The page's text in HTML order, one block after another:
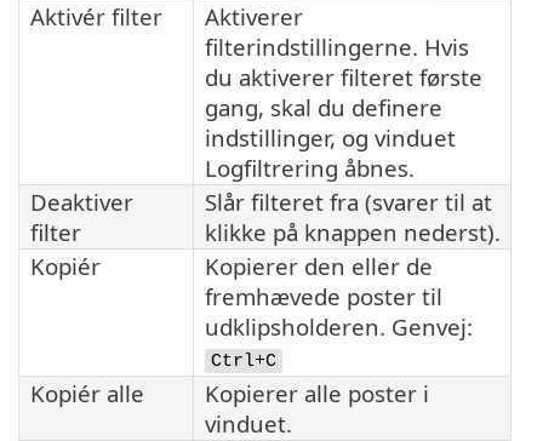
Aktivér filter
Aktiverer
filterindstillingerne. Hvis
du aktiverer filteret første
gang, skal du definere
indstillinger, og vinduet
Logfiltrering åbnes.
Deaktiver
filter
Slår filteret fra (svarer til at
klikke på knappen nederst).
Kopiér
Kopierer den eller de
fremhævede poster til
udklipsholderen. Genvej:
Ctrl+C
Kopiér alle
Kopierer alle poster i
vinduet.